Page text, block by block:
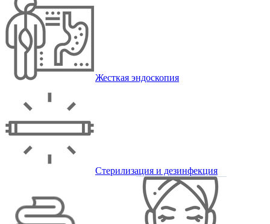
Жесткая эндоскопия
Стерилизация и дезинфекция